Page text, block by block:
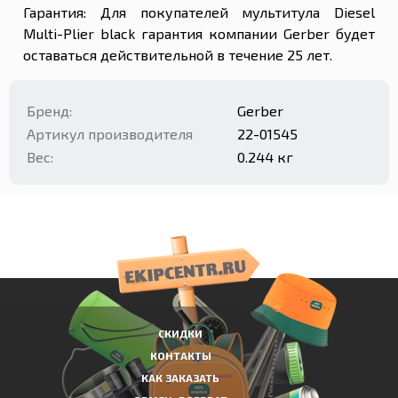
Гарантия: Для покупателей мультитула Diesel
Multi-Plier black гарантия компании Gerber будет
оставаться действительной в течение 25 лет.
Бренд:
Gerber
Артикул производителя
22-01545
Вес:
0.244 кг
СКИДКИ
КОНТАКТЫ
КАК ЗАКАЗАТЬ